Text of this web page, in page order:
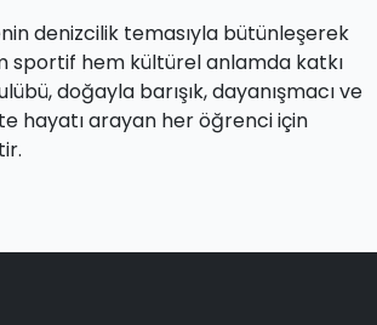
denizcilik temasıyla bütünleşerek
sportif hem kültürel anlamda katkı
doğayla barışık, dayanışmacı ve
hayatı arayan her öğrenci için